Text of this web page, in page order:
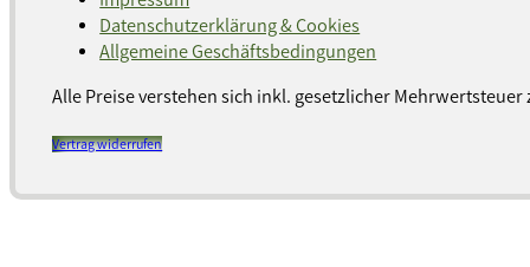
Datenschutzerklärung & Cookies
Allgemeine Geschäftsbedingungen
Alle Preise verstehen sich inkl. gesetzlicher Mehrwertsteuer
Vertrag widerrufen